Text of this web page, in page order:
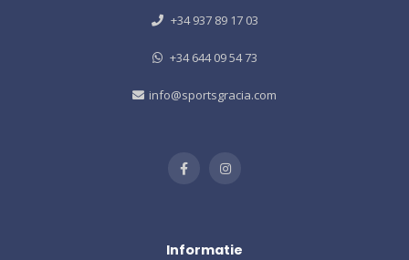
+34 937 89 17 03
+34 644 09 54 73
info@sportsgracia.com
Informatie